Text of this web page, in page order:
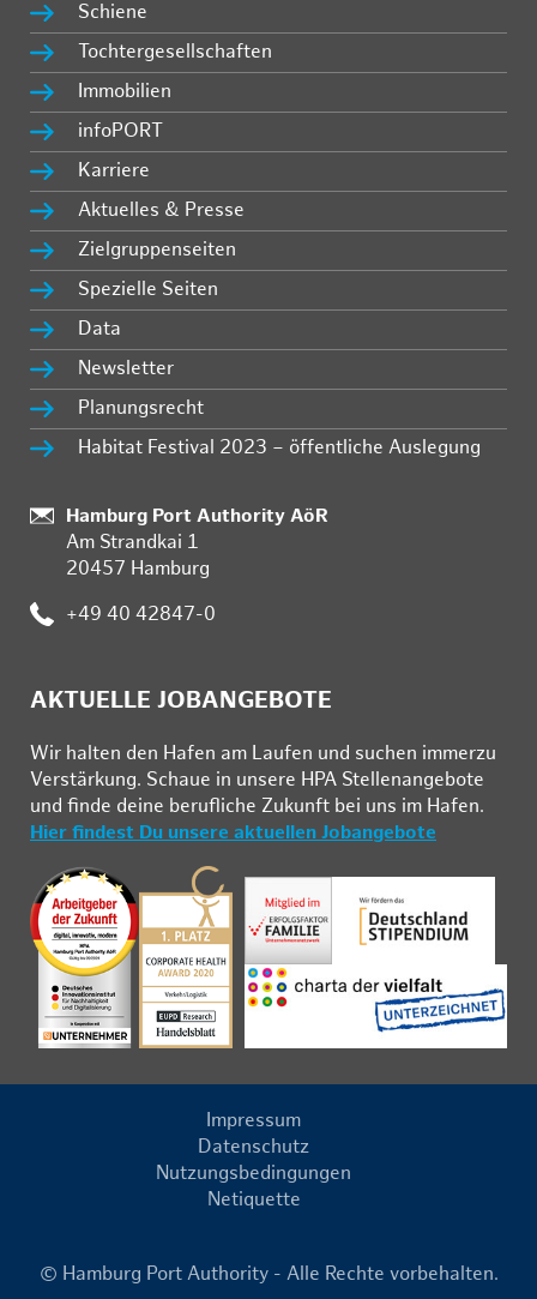
Schiene
Tochtergesellschaften
Immobilien
infoPORT
Karriere
Aktuelles & Presse
Zielgruppenseiten
Spezielle Seiten
Data
Newsletter
Planungsrecht
Habitat Festival 2023 – öffentliche Auslegung
Standort:
Hamburg Port Authority AöR
Am Strandkai 1
20457 Hamburg
Telefon:
+49 40 42847-0
AKTUELLE JOBANGEBOTE
Wir hal­ten den Ha­fen am Lau­fen und su­chen im­mer­zu
Ver­stär­kung. Schau­e in un­se­re HPA Stel­len­an­ge­bo­te
und fin­de deine be­ruf­li­che Zu­kunft bei uns im Ha­fen.
Hier findest Du unsere aktuellen Jobangebote
Impressum
Datenschutz
Nutzungsbedingungen
Netiquette
© Hamburg Port Authority - Alle Rechte vorbehalten.